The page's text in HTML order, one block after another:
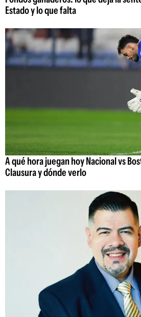
Estado y lo que falta
A qué hora juegan hoy Nacional vs
Clausura y dónde verlo